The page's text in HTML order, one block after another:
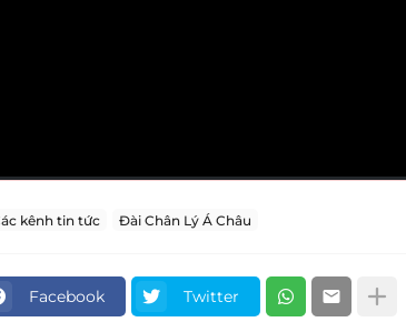
kênh tin tức Đài Chân Lý Á Châu
Facebook Twitter